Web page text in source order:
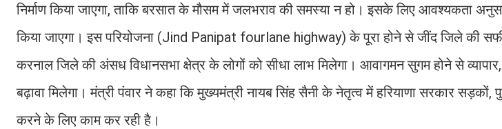
निर्माण किया जाएगा, ताकि बरसात के मौसम में जलभराव की समस्या न हो। इसके लिए आवश्यकता
किया जाएगा। इस परियोजना (Jind Panipat fourlane highway) के पूरा होने से जींद जिले की
करनाल जिले की अंसध विधानसभा क्षेत्र के लोगों को सीधा लाभ मिलेगा। आवागमन सुगम होने से
बढ़ावा मिलेगा। मंत्री पंवार ने कहा कि मुख्यमंत्री नायब सिंह सैनी के नेतृत्व में हरियाणा सरकार
करने के लिए काम कर रही है।